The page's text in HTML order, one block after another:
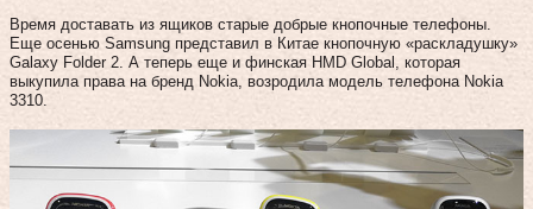
Время доставать из ящиков старые добрые кнопочные телефоны.
Еще осенью Samsung представил в Китае кнопочную «раскладушку»
Galaxy Folder 2. А теперь еще и финская HMD Global, которая
выкупила права на бренд Nokia, возродила модель телефона Nokia
3310.